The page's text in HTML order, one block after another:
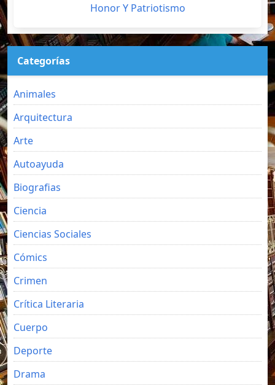
Honor Y Patriotismo
Categorías
Animales
Arquitectura
Arte
Autoayuda
Biografias
Ciencia
Ciencias Sociales
Cómics
Crimen
Crítica Literaria
Cuerpo
Deporte
Drama